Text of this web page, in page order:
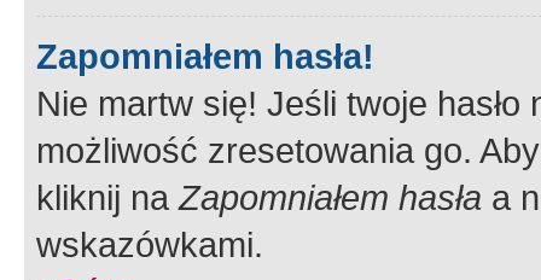
Zapomniałem hasła!
Nie martw się! Jeśli twoje
możliwość zresetowania go.
kliknij naZapomniałem hasła a
wskazówkami.